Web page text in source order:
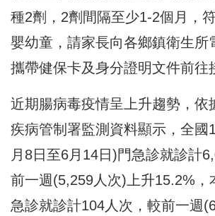
種2劑，2劑間隔至少1-2個月，
嬰幼童，請家長向各鄉鎮衛生所
攜帶健保卡及身分證明文件前往
近期腸病毒疫情呈上升趨勢，依
疾病管制署監測資料顯示，全國
月8日至6月14日)門急診就診計
前一週(5,259人次)上升15.2%，
急診就診計104人次，較前一週